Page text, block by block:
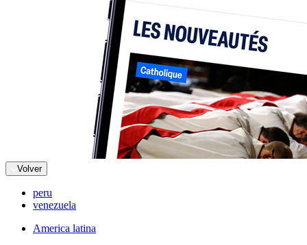
Volver
peru
venezuela
America latina